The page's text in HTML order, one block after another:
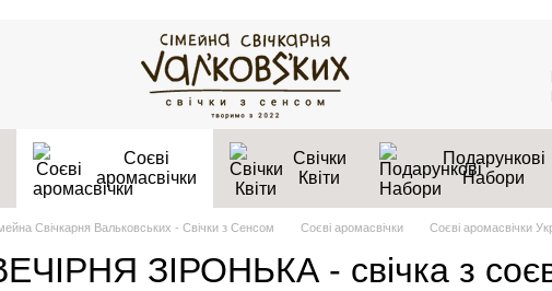
Соєві
аромасвічки
Свічки
Квіти
Подарункові
Набори
Свічкарня Вальковських - Свічки з Сенсом Соєві аромасвічки Соєві аромасвічки
ЗІРОНЬКА - свічка з